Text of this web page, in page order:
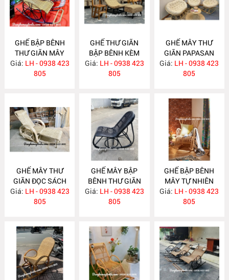
GHẾ BẬP BÊNH
THƯ GIÃN MÂY
NHỰA NH393
Giá: LH - 0938 423
805
GHẾ THƯ GIÃN
BẬP BÊNH KÈM
ĐÔN GÁC CHÂN
LỤC BÌNH MA776
Giá: LH - 0938 423
805
GHẾ MÂY THƯ
GIÃN PAPASAN
MA765
Giá: LH - 0938 423
805
GHẾ MÂY THƯ
GIÃN ĐỌC SÁCH
MA756
Giá: LH - 0938 423
805
GHẾ MÂY BẬP
BÊNH THƯ GIÃN
SƠN ĐEN MA715
Giá: LH - 0938 423
805
GHẾ BẬP BÊNH
MÂY TỰ NHIÊN
MA672
Giá: LH - 0938 423
805